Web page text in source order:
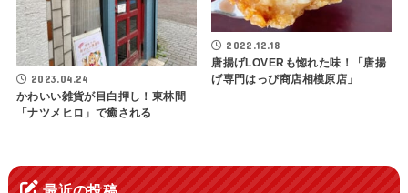
2023.04.24
かわいい雑貨が目白押し！東林間
「ナツメヒロ」で癒される
2022.12.18
唐揚げLOVERも惚れた味！「唐揚
げ専門はっぴ商店相模原店」